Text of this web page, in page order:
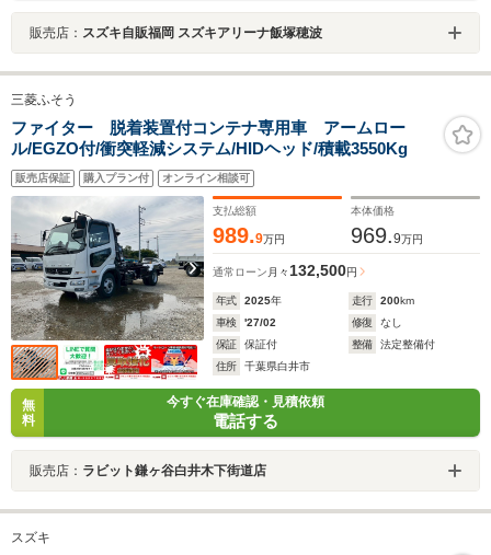
販売店： スズキ自販福岡 スズキアリーナ飯塚穂波
三菱ふそう
ファイター 脱着装置付コンテナ専用車 アームロー
ル/EGZO付/衝突軽減システム/HIDヘッド/積載3550Kg
販売店保証 購入プラン付 オンライン相談可
支払総額
989.9万円
本体価格
969.9万円
通常ローン 月々132,500円
年式 2025年 走行 200km
車検
'27/02 修復
なし
保証
保証付 整備
法定整備付
住所
千葉県白井市
無
料
今すぐ在庫確認・見積依頼
電話する
販売店： ラビット鎌ヶ谷白井木下街道店
スズキ